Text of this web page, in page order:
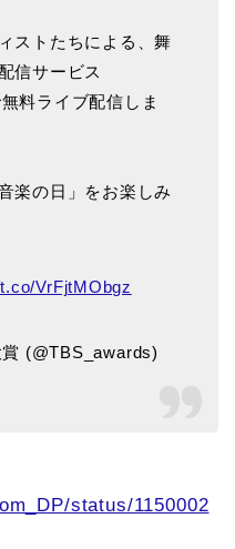
ストたちによる、舞
信サービス
料ライブ配信しま
楽の日」をお楽しみ
VrFjtMObgz
(@TBS_awards)
status/1150002